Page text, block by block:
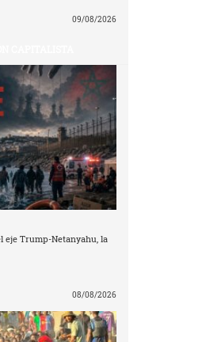
09/08/2026
eje Trump-Netanyahu, la
08/08/2026